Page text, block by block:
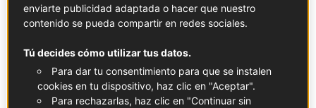
CLÁSICOS FRANCESES
enviarte publicidad adaptada o hacer que nuestro
contenido se pueda compartir en redes sociales.
Tú decides cómo utilizar tus datos.
Para dar tu consentimiento para que se instalen
cookies en tu dispositivo, haz clic en "Aceptar".
Para rechazarlas, haz clic en "Continuar sin